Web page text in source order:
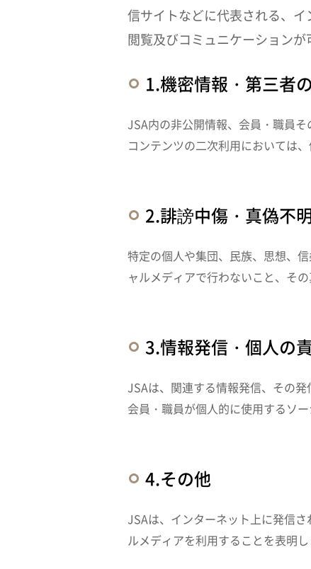
信サイトなどに代表される、
閲覧及びコミュニケーションが
1.機密情報・第三者
JSA内の非公開情報、会員・職員
コンテンツの二次利用においては
2.誹謗中傷・真偽不
特定の個人や集団、民族、思想、
ャルメディアで行わないこと、そ
3.情報発信・個人の
JSAは、関連する情報発信、その
会員・職員が個人的に使用するソ
4.その他
JSAは、インターネット上に発信
ルメディアを利用することを表明し